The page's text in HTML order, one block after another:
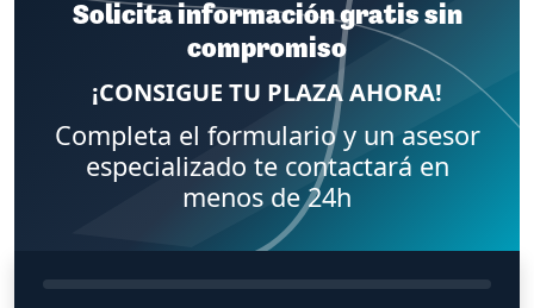
Solicita información gratis sin
compromiso
¡CONSIGUE TU PLAZA AHORA!
Completa el formulario y un asesor
especializado te contactará en
menos de 24h